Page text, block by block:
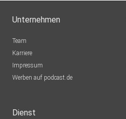
Unternehmen
Team
Karriere
Impressum
Werben auf podcast.de
Dienst